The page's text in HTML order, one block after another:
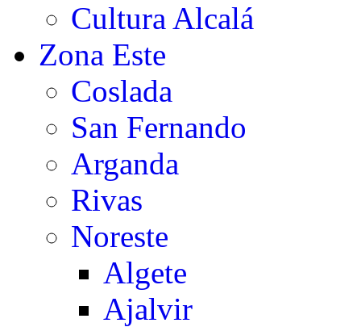
Cultura Alcalá
Zona Este
Coslada
San Fernando
Arganda
Rivas
Noreste
Algete
Ajalvir